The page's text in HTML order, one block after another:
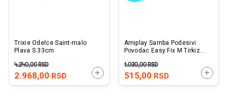
Trixie Odelce Saint-malo
Plava S 33cm
2.968,00 RSD
4.240,00RSD
DODAJTE U KORPU
Amiplay Samba Podesivi
Povodac Easy Fix M Tirkiz
515,00 RSD
1.030,00RSD